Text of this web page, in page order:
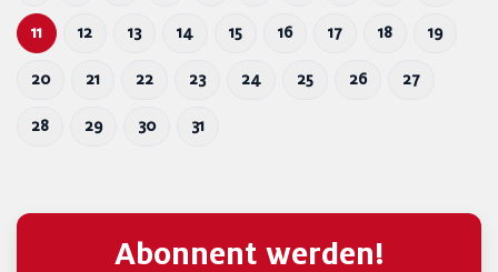
11 12 13 14 15 16 17 18 19
20 21 22 23 24 25 26 27
28 29 30 31
Abonnent werden!